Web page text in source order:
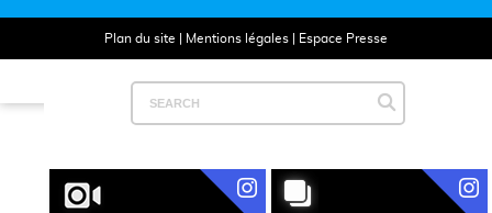
Plan du site Mentions légales| Espace Presse